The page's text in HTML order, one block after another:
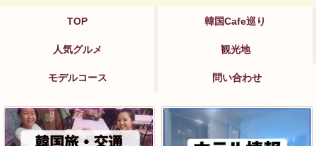
TOP 韓国Cafe巡り
人気グルメ 観光地
モデルコース 問い合わせ